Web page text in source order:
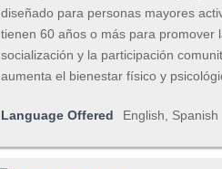
diseñado para personas mayores
tienen 60 años o más para promover
socialización y la participación
aumenta el bienestar físico y
Language Offered English, Spanish